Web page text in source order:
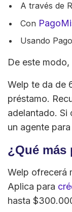
A través de
Con
Usando
De este
Welp te da de
préstamo.
adelantado. Si
un agente
¿Qué más
Welp ofrecerá
Aplica para
hasta